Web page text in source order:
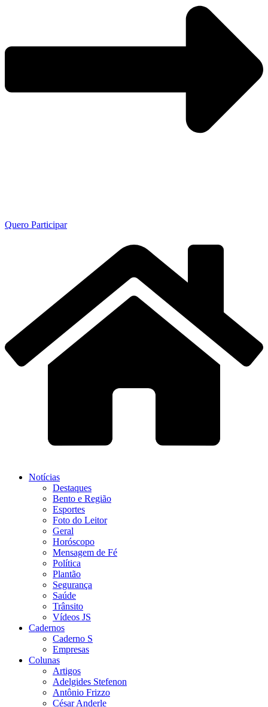
Quero Participar
Notícias
Destaques
Bento e Região
Esportes
Foto do Leitor
Geral
Horóscopo
Mensagem de Fé
Política
Plantão
Segurança
Saúde
Trânsito
Vídeos JS
Cadernos
Caderno S
Empresas
Colunas
Artigos
Adelgides Stefenon
Antônio Frizzo
César Anderle